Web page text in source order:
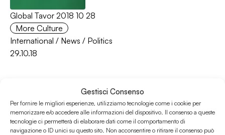
Gestisci Consenso
Per fornire le migliori esperienze, utilizziamo tecnologie come i cookie per
memorizzare e/o accedere alle informazioni del dispositivo. Il consenso a queste
tecnologie ci permetterà di elaborare dati come il comportamento di
navigazione o ID unici su questo sito. Non acconsentire o ritirare il consenso può
Global Tavor 2018 10 28
More Culture
International / News / Politics
29.10.18